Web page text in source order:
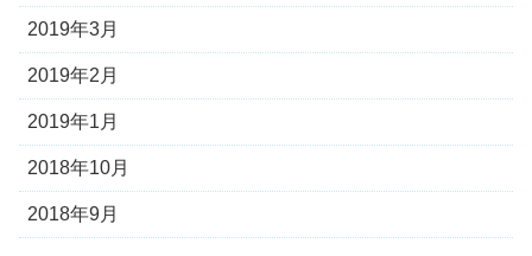
2019年3月
2019年2月
2019年1月
2018年10月
2018年9月